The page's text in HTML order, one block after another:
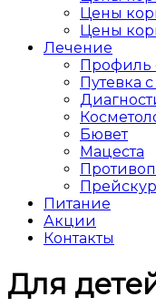
Цены
Цены
Лечение
Профиль
Путевка
Бювет
Мацеста
Питание
Акции
Контакты
Для